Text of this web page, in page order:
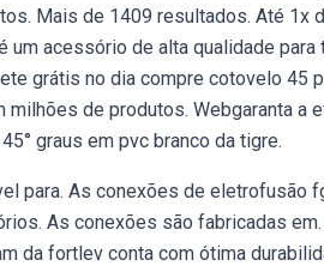
Mais de 1409 resultados. Até 1x
um acessório de alta qualidade
grátis no dia compre cotovelo 45
de produtos. Webgaranta a
graus em pvc branco da tigre.
para. As conexões de eletrofusão
As conexões são fabricadas
da fortlev conta com ótima